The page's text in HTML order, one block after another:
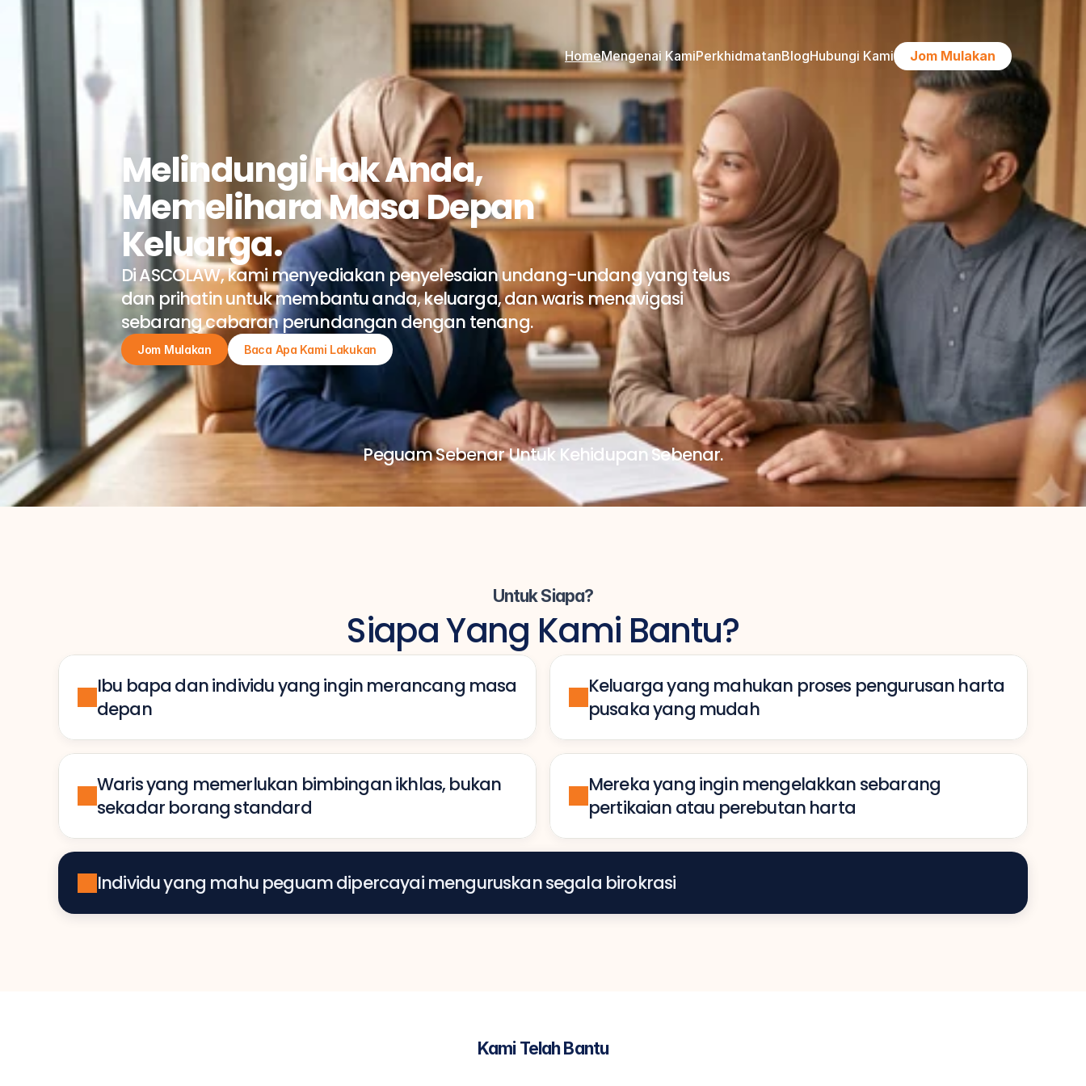
HomeMengenai KamiPerkhidmatanBlogHubungi Kami Jom Mulakan
Melindungi Hak Anda,
Memelihara Masa Depan
Keluarga.
Di ASCOLAW, kami menyediakan penyelesaian undang-undang yang telus
dan prihatin untuk membantu anda, keluarga, dan waris menavigasi
sebarang cabaran perundangan dengan tenang.
Jom Mulakan Baca Apa Kami Lakukan
Peguam Sebenar Untuk Kehidupan Sebenar.
Untuk Siapa?
Siapa Yang Kami Bantu?
Ibu bapa dan individu yang ingin merancang masa
depan
Keluarga yang mahukan proses pengurusan harta
pusaka yang mudah
Waris yang memerlukan bimbingan ikhlas, bukan
sekadar borang standard
Mereka yang ingin mengelakkan sebarang
pertikaian atau perebutan harta
Individu yang mahu peguam dipercayai menguruskan segala birokrasi
Kami Telah Bantu